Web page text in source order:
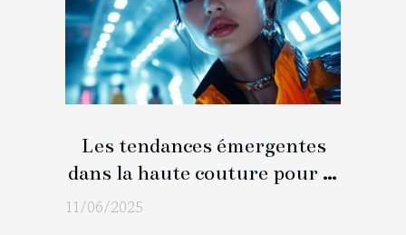
Les tendances émergentes
dans la haute couture pour la
prochaine saison
11/06/2025